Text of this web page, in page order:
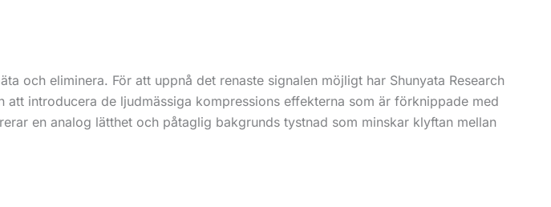
och eliminera. För att uppnå det renaste signalen möjligt har Shunyata Research
introducera de ljudmässiga kompressions effekterna som är förknippade med
en analog lätthet och påtaglig bakgrunds tystnad som minskar klyftan mellan